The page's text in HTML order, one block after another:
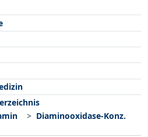
Diaminooxidase-Konz.